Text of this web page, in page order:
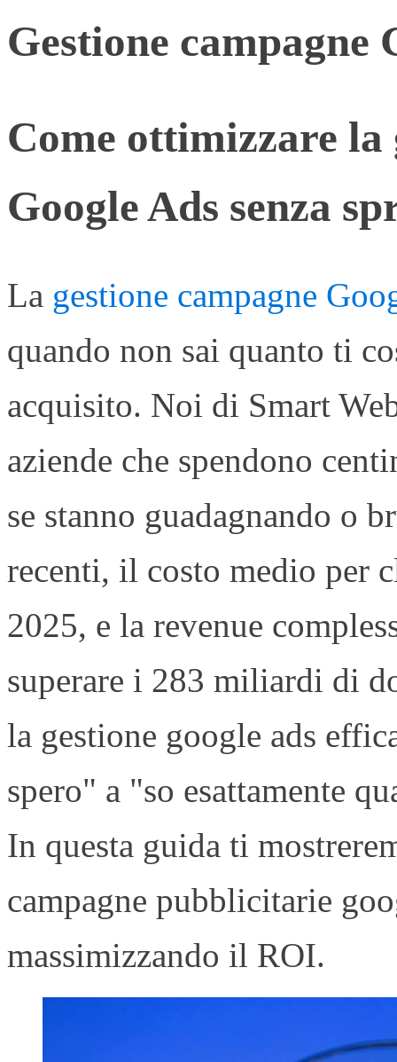
Gestione campagne
Come ottimizzare la
Google Ads senza
La gestione campagne
quando non sai quanto ti
acquisito. Noi di Smart
aziende che spendono
se stanno guadagnando o
recenti, il costo medio per
2025, e la revenue
superare i 283 miliardi di
la gestione google ads
spero" a "so esattamente
In questa guida ti
campagne pubblicitarie
massimizzando il ROI.